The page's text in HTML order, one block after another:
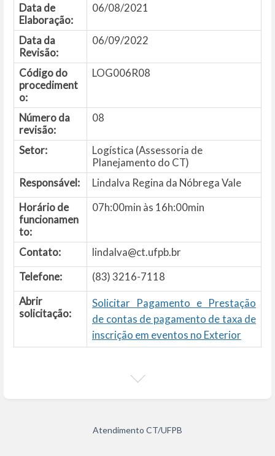
Data de
Elaboração:
06/08/2021
Data da
Revisão:
06/09/2022
Código do
procediment
o:
LOG006R08
Número da
revisão:
08
Setor:
Logística (Assessoria de
Planejamento do CT)
Responsável:
Lindalva Regina da Nóbrega Vale
Horário de
funcionamen
to:
07h:00min às 16h:00min
Contato:
lindalva@ct.ufpb.br
Telefone:
(83) 3216-7118
Abrir
solicitação:
Solicitar Pagamento e Prestação
de contas de pagamento de taxa de
inscrição em eventos no Exterior
Atendimento CT/UFPB